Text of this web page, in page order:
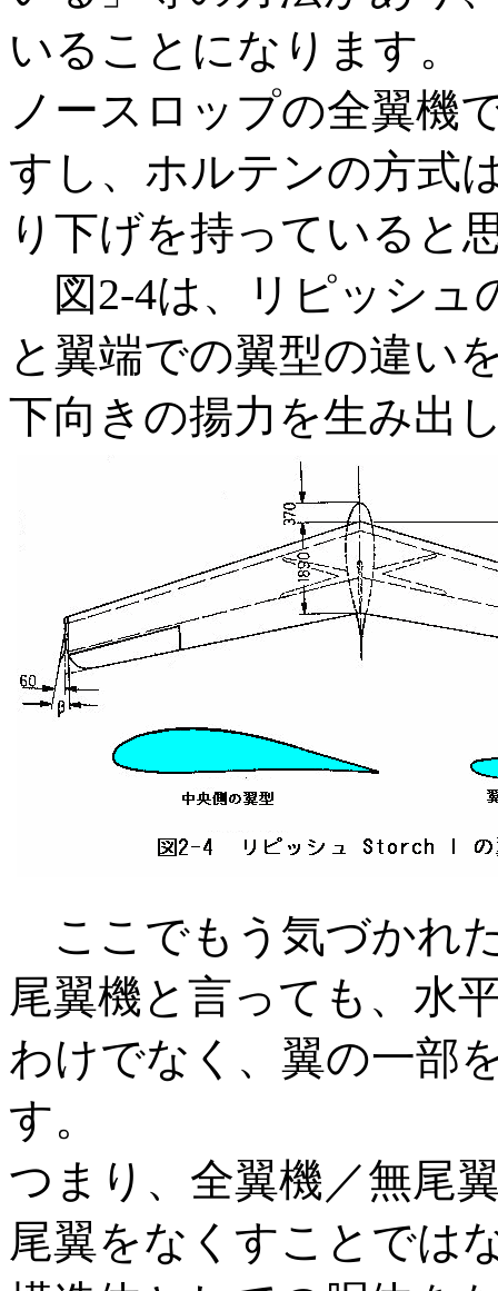
いることになります。
ノースロップの全翼機
すし、ホルテンの方式
り下げを持っていると
図2-4は、リピッシュ
と翼端での翼型の違い
下向きの揚力を生み出
ここでもう気づかれ
尾翼機と言っても、水
わけでなく、翼の一部
す。
つまり、全翼機／無尾
尾翼をなくすことでは